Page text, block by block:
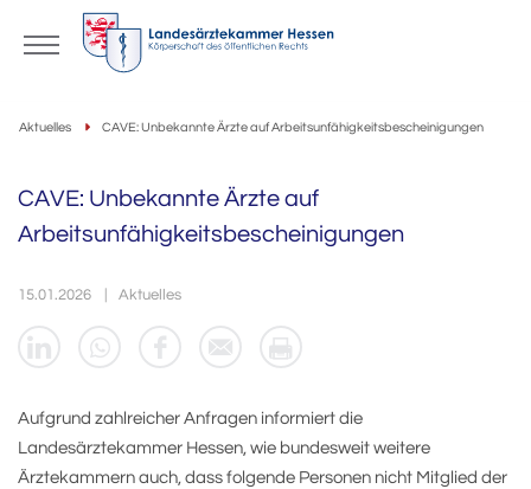
Aktuelles CAVE: Unbekannte Ärzte auf Arbeitsunfähigkeitsbescheinigungen
CAVE: Unbekannte Ärzte auf
Arbeitsunfähigkeitsbescheinigungen
15.01.2026 Aktuelles
Aufgrund zahlreicher Anfragen informiert die
Landesärztekammer Hessen, wie bundesweit weitere
Ärztekammern auch, dass folgende Personen nicht Mitglied der